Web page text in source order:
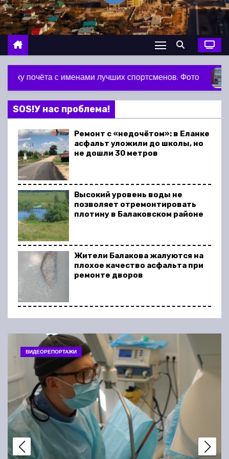
о
м
у
спортсменов. Фото Житель Балакова
SOS!У нас проблема!
Ремонт с «недочётом»: в Еланке
асфальт уложили до школы, но
не дошли 30 метров
Высокий уровень воды не
позволяет отремонтировать
плотину в Балаковском районе
Жители Балакова жалуются на
плохое качество асфальта при
ремонте дворов
В Балакове ремонтируют
идеальном состоянии
В Балакове несколько домов
отключили от газа. Жители
записали видеообращение
Долги, которых нет: судебные
приставы присылают жителям
ВИДЕОРЕПОРТАЖИ